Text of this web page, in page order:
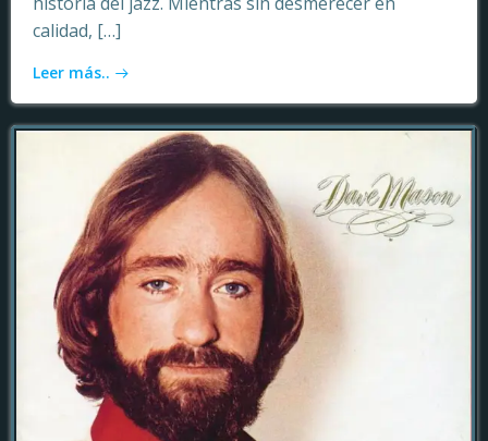
calidad, […]
Leer más..